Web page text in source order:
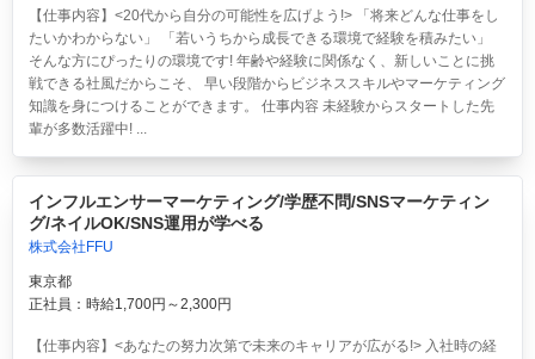
【仕事内容】<20代から自分の可能性を広げよう!> 「将来どんな仕事をし
たいかわからない」 「若いうちから成長できる環境で経験を積みたい」
そんな方にぴったりの環境です! 年齢や経験に関係なく、新しいことに挑
戦できる社風だからこそ、 早い段階からビジネススキルやマーケティング
知識を身につけることができます。 仕事内容 未経験からスタートした先
輩が多数活躍中! ...
インフルエンサーマーケティング/学歴不問/SNSマーケティン
グ/ネイルOK/SNS運用が学べる
株式会社FFU
東京都
正社員：時給1,700円～2,300円
【仕事内容】<あなたの努力次第で未来のキャリアが広がる!> 入社時の経